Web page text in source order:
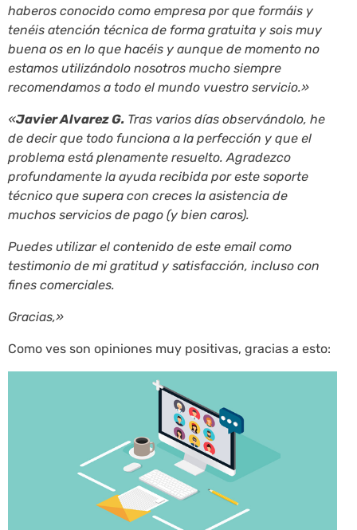
haberos conocido como empresa por que formáis y
tenéis atención técnica de forma gratuita y sois muy
buena os en lo que hacéis y aunque de momento no
estamos utilizándolo nosotros mucho siempre
recomendamos a todo el mundo vuestro servicio.»
«Javier Alvarez G. Tras varios días observándolo, he
de decir que todo funciona a la perfección y que el
problema está plenamente resuelto. Agradezco
profundamente la ayuda recibida por este soporte
técnico que supera con creces la asistencia de
muchos servicios de pago (y bien caros).
Puedes utilizar el contenido de este email como
testimonio de mi gratitud y satisfacción, incluso con
fines comerciales.
Gracias,»
Como ves son opiniones muy positivas, gracias a esto: